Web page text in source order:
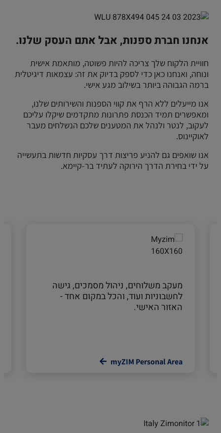
אנחנו חברת ספנות, אבל אתם העסק שלנו.
חוויית הלקוח שלך צריכה להיות פשוטה, מותאמת אישית
ונוחה, ואנחנו כאן כדי לספק בדיוק את זה: עצמאות דיגיטלית
ברמה הגבוהה ביותר בשילוב מגע אישי.
אנו מייעלים ללא הרף את קווי הספנות והשירותים שלנו,
ומאפשרים תמיד הכנסת פתרונות מתקדמים שיקלו עליכם
לעקוב, לנטר ולנהל את המטענים שלכם הנשלחים מעבר
לאוקיינוס.
אנו שואפים גם להניע פריצות דרך עסקיות חדשות בתעשייה
על ידי בחירת הדרך הירוקה לעתיד בר-קיימא.
מעקב משלוחים, ניהול מסמכים, גישה
לחשבוניות ועוד, והכל במקום אחד -
האזור האישי.
myZIM Personal Area